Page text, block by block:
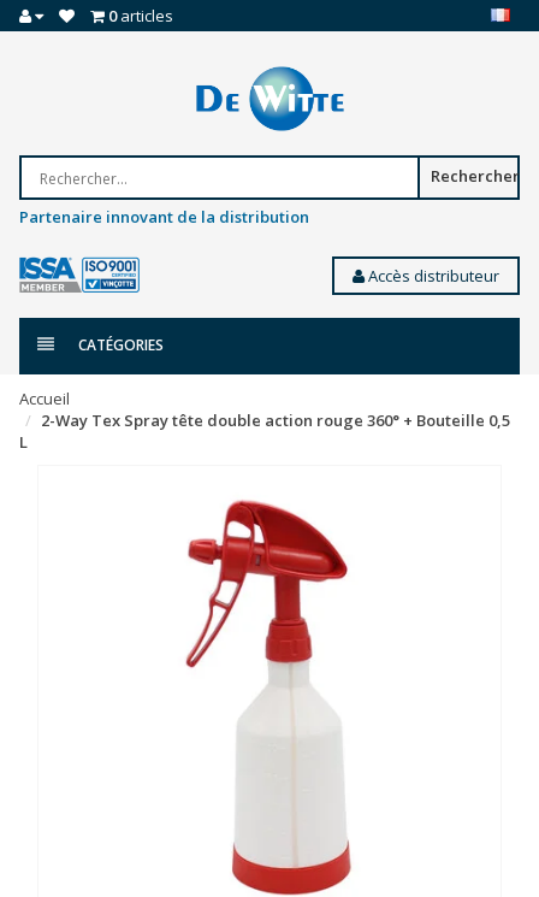
0articles
Rechercher
Partenaire innovant de la distribution
Accès distributeur
CATÉGORIES
Accueil
2-Way Tex Spray tête double action rouge 360° + Bouteille 0,5
L